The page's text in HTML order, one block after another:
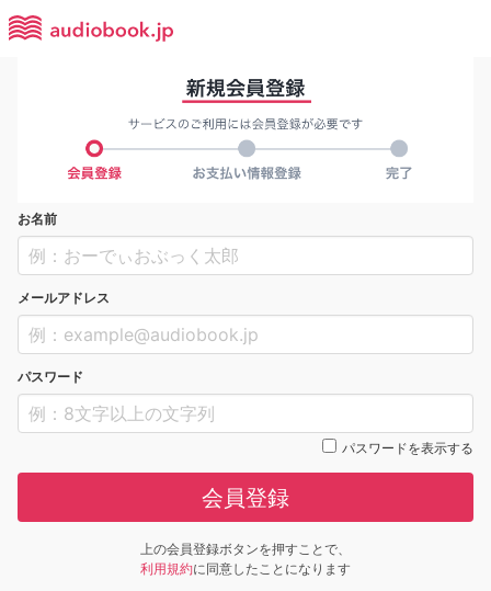
お名前
メールアドレス
パスワード
パスワードを表示する
会員登録
上の会員登録ボタンを押すことで、
利用規約に同意したことになります